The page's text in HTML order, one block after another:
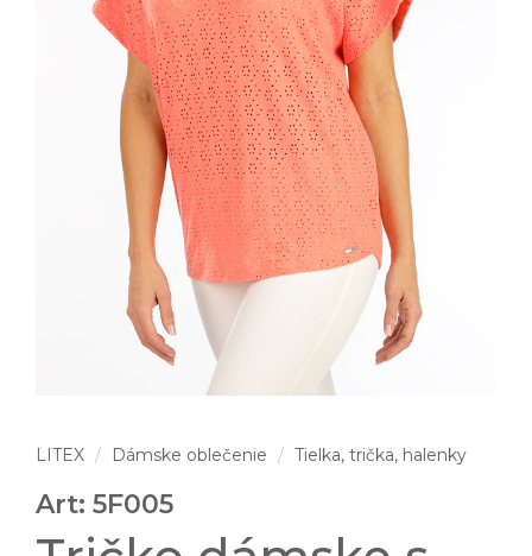
LITEX Dámske oblečenie Tielka, trička, halenky
Art: 5F005